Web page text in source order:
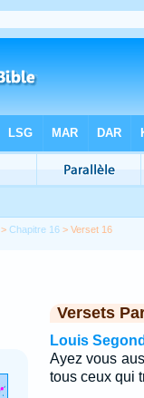
>Chapitre 16 > Verset 16
Versets
Louis
Ayez vous
tous ceux qui